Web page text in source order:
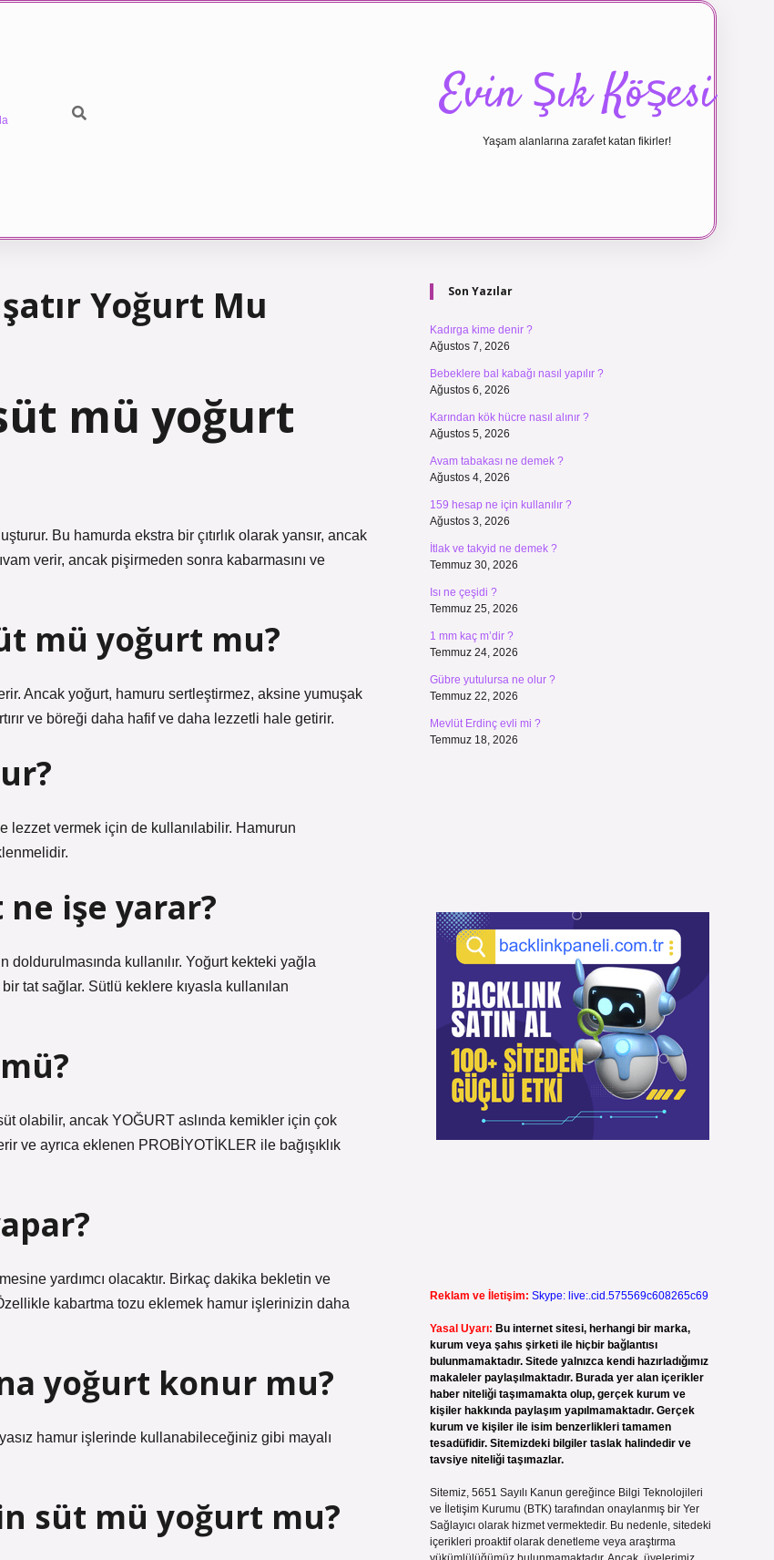
Evin Şık Köşesi
Yaşam alanlarına zarafet katan fikirler!
Yoğurt Mu
mü yoğurt
Bu hamurda ekstra bir çıtırlık olarak yansır, ancak
verir, ancak pişirmeden sonra kabarmasını ve
mü yoğurt mu?
Ancak yoğurt, hamuru sertleştirmez, aksine yumuşak
ve böreği daha hafif ve daha lezzetli hale getirir.
lezzet vermek için de kullanılabilir. Hamurun
işe yarar?
kullanılır. Yoğurt kekteki yağla
tat sağlar. Sütlü keklere kıyasla kullanılan
olabilir, ancak YOĞURT aslında kemikler için çok
ve ayrıca eklenen PROBİYOTİKLER ile bağışıklık
yardımcı olacaktır. Birkaç dakika bekletin ve
kabartma tozu eklemek hamur işlerinizin daha
yoğurt konur mu?
hamur işlerinde kullanabileceğiniz gibi mayalı
süt mü yoğurt mu?
Sidebar
Son Yazılar
Kadırga kime denir ?
Ağustos 7, 2026
Bebeklere bal kabağı nasıl yapılır ?
Ağustos 6, 2026
Karından kök hücre nasıl alınır ?
Ağustos 5, 2026
Avam tabakası ne demek ?
Ağustos 4, 2026
159 hesap ne için kullanılır ?
Ağustos 3, 2026
İtlak ve takyid ne demek ?
Temmuz 30, 2026
Isı ne çeşidi ?
Temmuz 25, 2026
1 mm kaç m’dir ?
Temmuz 24, 2026
Gübre yutulursa ne olur ?
Temmuz 22, 2026
Mevlüt Erdinç evli mi ?
Temmuz 18, 2026
Reklam ve İletişim: Skype: live:.cid.575569c608265c69
Yasal Uyarı: Bu internet sitesi, herhangi bir marka,
kurum veya şahıs şirketi ile hiçbir bağlantısı
bulunmamaktadır. Sitede yalnızca kendi hazırladığımız
makaleler paylaşılmaktadır. Burada yer alan içerikler
haber niteliği taşımamakta olup, gerçek kurum ve
kişiler hakkında paylaşım yapılmamaktadır. Gerçek
kurum ve kişiler ile isim benzerlikleri tamamen
tesadüfidir. Sitemizdeki bilgiler taslak halindedir ve
tavsiye niteliği taşımazlar.
Sitemiz, 5651 Sayılı Kanun gereğince Bilgi Teknolojileri
ve İletişim Kurumu (BTK) tarafından onaylanmış bir Yer
Sağlayıcı olarak hizmet vermektedir. Bu nedenle, sitedeki
içerikleri proaktif olarak denetleme veya araştırma